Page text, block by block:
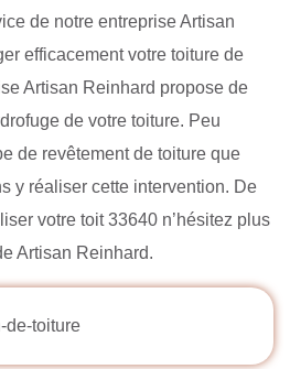
de notre entreprise Artisan
efficacement votre toiture de
Artisan Reinhard propose de
de votre toiture. Peu
de revêtement de toiture que
y réaliser cette intervention. De
votre toit 33640 n’hésitez plus
Artisan Reinhard.